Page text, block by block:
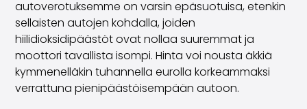
autoverotuksemme on varsin epäsuotuisa, etenkin
sellaisten autojen kohdalla, joiden
hiilidioksidipäästöt ovat nollaa suuremmat ja
moottori tavallista isompi. Hinta voi nousta äkkiä
kymmenelläkin tuhannella eurolla korkeammaksi
verrattuna pienipäästöisempään autoon.